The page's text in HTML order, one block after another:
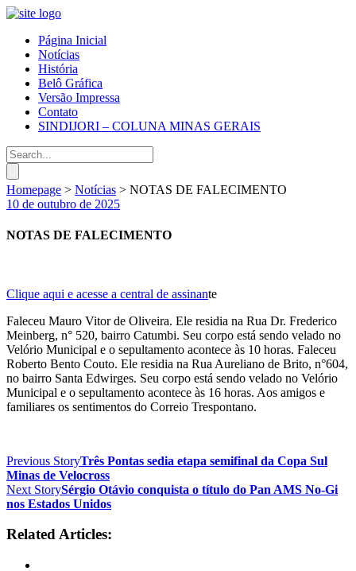
Página Inicial
Notícias
História
Belô Gráfica
Versão Impressa
Contato
SINDIJORI – COLUNA MINAS GERAIS
Homepage > Notícias > NOTAS DE FALECIMENTO
10 de outubro de 2025
NOTAS DE FALECIMENTO
Clique aqui e acesse a central de assinante
Faleceu Mauro Vitor de Oliveira. Ele residia na Rua Dr. Frederico
Meinberg, n° 520, bairro Catumbi. Seu corpo está sendo velado no
Velório Municipal e o sepultamento acontece às 10 horas. Faleceu
Roberto Bento Couto. Ele residia na Rua Aureliano de Brito, n°604,
no bairro Santa Edwirges. Seu corpo está sendo velado no Velório
Municipal e o sepultamento acontece às 16 horas. Aos amigos e
familiares os sentimentos do Correio Trespontano.
Previous StoryTrês Pontas sedia etapa semifinal da Copa Sul
Minas de Velocross
Next StorySérgio Otávio conquista o título do Pan AMS No-Gi
nos Estados Unidos
Related Articles: